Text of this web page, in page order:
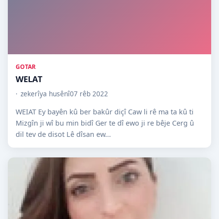
GOTAR
WELAT
zekerîya husênî07 rêb 2022
WEIAT Ey bayên kû ber bakûr diçî Caw li rê ma ta kû ti
Mizgîn ji wî bu min bidî Ger te dî ewo ji re bêje Cerg û
dil tev de disot Lê dîsan ew...